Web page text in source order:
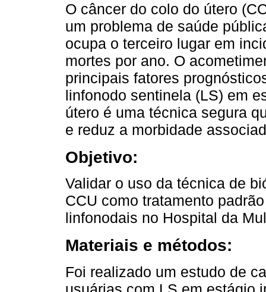
O câncer do colo do útero
um problema de saúde
ocupa o terceiro lugar em
mortes por ano. O
principais fatores
linfonodo sentinela (LS) em
útero é uma técnica segura
e reduz a morbidade
Objetivo:
Validar o uso da técnica de
CCU como tratamento
linfonodais no Hospital da
Materiais e métodos:
Foi realizado um estudo de